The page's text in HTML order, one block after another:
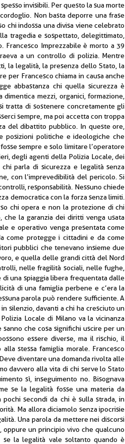
invisibili. Per questo la sua morte
Non basta deporre una frase
chi indossa una divisa viene celebrato
tragedia e sospettato, delegittimato,
Francesco Imprezzabile è morto a 39
a un controllo di polizia. Mentre
la legalità, la presenza dello Stato, la
per Francesco chiama in causa anche
abbastanza chi quella sicurezza è
mezzi, organici, formazione,
tratta di sostenere concretamente gli
sempre, ma poi accetta con troppa
del dibattito pubblico. In queste ore,
posizioni politiche e ideologiche che
sempre e solo limitare l’operatore
degli agenti della Polizia Locale, dei
parla di sicurezza e legalità senza
con l’imprevedibilità del pericolo. Si
responsabilità. Nessuno chiede
democratica con la forza senza limiti.
chi opera e non la protezione di chi
che la garanzia dei diritti venga usata
e operativo venga presentata come
come protegge i cittadini e da come
pubblici che tenevano insieme due
e quella delle grandi città del Nord
nelle fragilità sociali, nelle fughe,
di una spiaggia libera frequentata dalle
di una famiglia perbene e c’era la
parola può rendere sufficiente. A
silenzio, davanti a chi ha cresciuto un
Locale di Milano va la vicinanza
che cosa significhi uscire per un
essere diverse, ma il rischio, il
stessa famiglia morale. Francesco
diventare una domanda rivolta alle
davvero alla vita di chi serve lo Stato
sì, inseguimento no. Bisognava
se la legalità fosse una materia da
secondi da chi è sulla strada, in
Ma allora diciamolo senza ipocrisie
Una parola da mettere nei discorsi
un principio vivo che qualcuno
la legalità vale soltanto quando è